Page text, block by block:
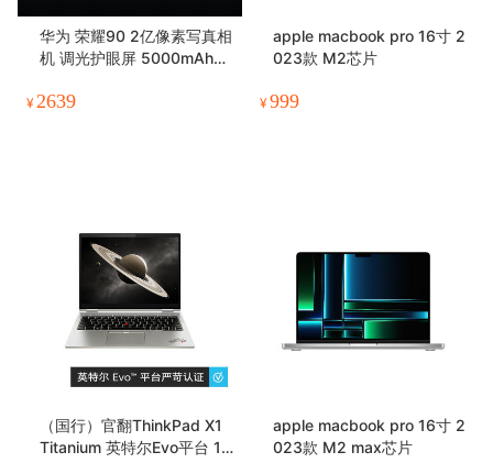
华为 荣耀90 2亿像素写真相
机 调光护眼屏 5000mAh轻
¥ 2639
apple macbook pro 16寸 2
023款 M2芯片
¥999
（国行）官翻ThinkPad X1
Titanium 英特尔Evo平台 1
apple macbook pro 16寸 2
023款 M2 max芯片